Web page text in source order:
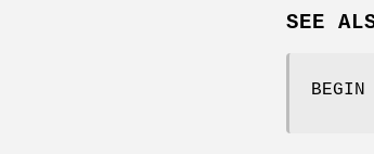
SEE
BEGIN